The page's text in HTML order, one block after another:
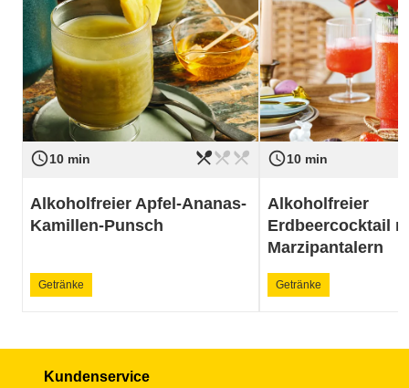
access_time10 min
Schwierigkeit leicht
restaurant_menurestaurant_menurestaurant_menu
Alkoholfreier Apfel-Ananas-
Kamillen-Punsch
Getränke
access_time10 min
Schwierigkeit
Alkoholfreier
Erdbeercocktail
Marzipantalern
Getränke
Kundenservice